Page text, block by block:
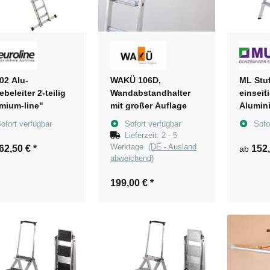
Alu-
2-teilig
line"
verfügbar
€ *
WAKÜ 106D,
Wandabstandhalter
mit großer Auflage
Sofort verfügbar
Lieferzeit: 2 - 5
Werktage (DE - Ausland
abweichend)
199,00 € *
ML
ab